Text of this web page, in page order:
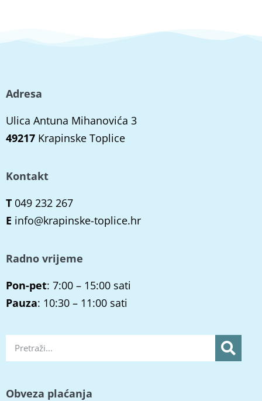
Adresa
Ulica Antuna Mihanovića 3
49217 Krapinske Toplice
Kontakt
T 049 232 267
E info@krapinske-toplice.hr
Radno vrijeme
Pon-pet: 7:00 – 15:00 sati
Pauza: 10:30 – 11:00 sati
Obveza plaćanja